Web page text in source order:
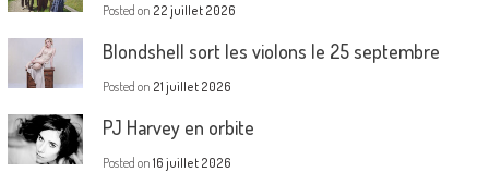
Posted on 22 juillet 2026
Blondshell sort les violons le 25 septembre
Posted on 21 juillet 2026
PJ Harvey en orbite
Posted on 16 juillet 2026